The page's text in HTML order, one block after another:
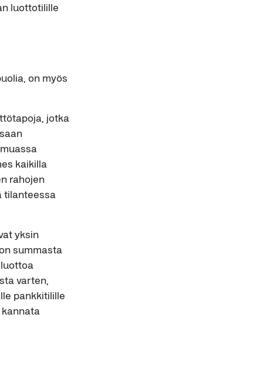
luottotilille
on myös
jotka
kaikilla
rahojen
tilanteessa
yksin
summasta
varten,
pankkitilille